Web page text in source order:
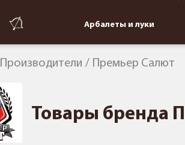
Арбалеты и луки
Производители Премьер Салют
Товары бренда